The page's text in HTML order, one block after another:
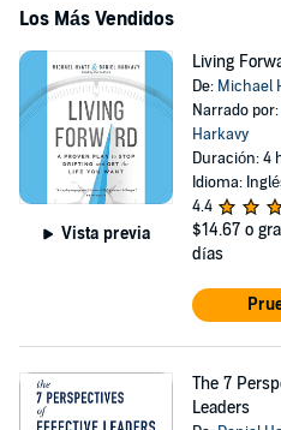
Los Más Vendidos
Vista previa
Living
De: Michael
Narrado por:
Harkavy
Duración: 4
Idioma:
4.4
$14.67 o
días
The 7
Leaders